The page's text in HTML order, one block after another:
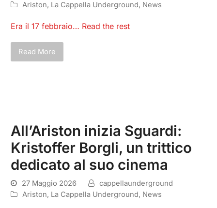
Ariston, La Cappella Underground, News
Era il 17 febbraio… Read the rest
Read More
All’Ariston inizia Sguardi:
Kristoffer Borgli, un trittico
dedicato al suo cinema
27 Maggio 2026
cappellaunderground
Ariston, La Cappella Underground, News